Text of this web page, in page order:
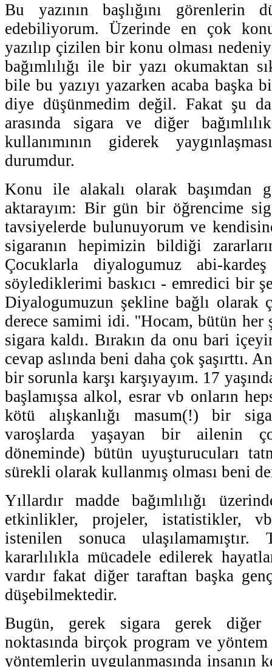
Bu yazının başlığını görenlerin
edebiliyorum. Üzerinde en çok
yazılıp çizilen bir konu olması
bağımlılığı ile bir yazı okumaktan
bile bu yazıyı yazarken acaba başka
diye düşünmedim değil. Fakat şu
arasında sigara ve diğer
kullanımının giderek
durumdur.
Konu ile alakalı olarak başımdan
aktarayım: Bir gün bir öğrencime
tavsiyelerde bulunuyorum ve
sigaranın hepimizin bildiği
Çocuklarla diyalogumuz abi-
söylediklerimi baskıcı - emredici bir
Diyalogumuzun şekline bağlı olarak
derece samimi idi. ''Hocam, bütün her
sigara kaldı. Bırakın da onu bari
cevap aslında beni daha çok şaşırttı.
bir sorunla karşı karşıyayım. 17
başlamışsa alkol, esrar vb onların
kötü alışkanlığı masum(!) bir
varoşlarda yaşayan bir ailenin
döneminde) bütün uyuşturucuları
sürekli olarak kullanmış olması beni
Yıllardır madde bağımlılığı
etkinlikler, projeler, istatistikler, vb
istenilen sonuca
kararlılıkla mücadele edilerek
vardır fakat diğer taraftan başka
düşebilmektedir.
Bugün, gerek sigara gerek diğer
noktasında birçok program ve
yöntemlerin uygulanmasında insanın